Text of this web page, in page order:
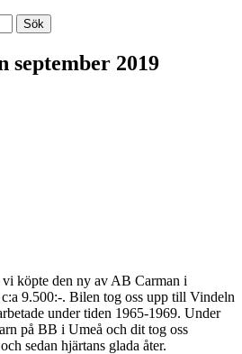
september 2019
vi köpte den ny av AB Carman i
9.500:-. Bilen tog oss upp till Vindeln
under tiden 1965-1969. Under
på BB i Umeå och dit tog oss
sedan hjärtans glada åter.